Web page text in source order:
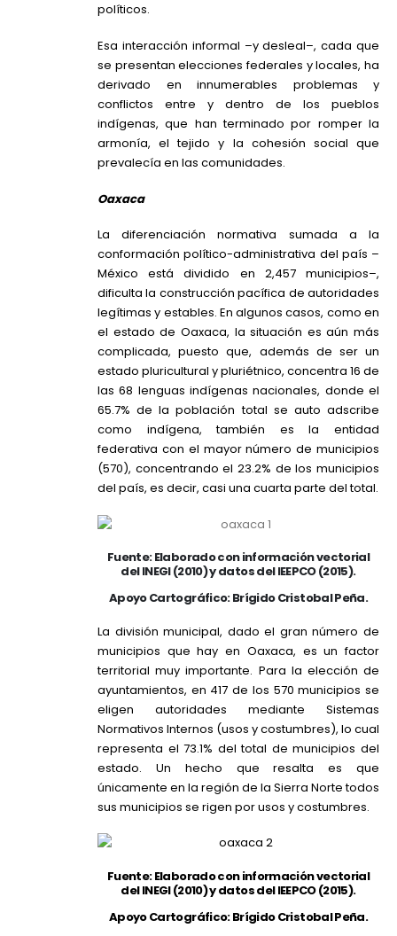
políticos.
Esa interacción informal –y desleal­–, cada que
se presentan elecciones federales y locales, ha
derivado en innumerables problemas y
conflictos entre y dentro de los pueblos
indígenas, que han terminado por romper la
armonía, el tejido y la cohesión social que
prevalecía en las comunidades.
Oaxaca
La diferenciación normativa sumada a la
conformación político-administrativa del país –
México está dividido en 2,457 municipios–,
dificulta la construcción pacífica de autoridades
legítimas y estables. En algunos casos, como en
el estado de Oaxaca, la situación es aún más
complicada, puesto que, además de ser un
estado pluricultural y pluriétnico, concentra 16 de
las 68 lenguas indígenas nacionales, donde el
65.7% de la población total se auto adscribe
como indígena, también es la entidad
federativa con el mayor número de municipios
(570), concentrando el 23.2% de los municipios
del país, es decir, casi una cuarta parte del total.
Fuente: Elaborado con información vectorial
del INEGI (2010) y datos del IEEPCO (2015).
Apoyo Cartográfico: Brígido Cristobal Peña.
La división municipal, dado el gran número de
municipios que hay en Oaxaca, es un factor
territorial muy importante. Para la elección de
ayuntamientos, en 417 de los 570 municipios se
eligen autoridades mediante Sistemas
Normativos Internos (usos y costumbres), lo cual
representa el 73.1% del total de municipios del
estado. Un hecho que resalta es que
únicamente en la región de la Sierra Norte todos
sus municipios se rigen por usos y costumbres.
Fuente: Elaborado con información vectorial
del INEGI (2010) y datos del IEEPCO (2015).
Apoyo Cartográfico: Brígido Cristobal Peña.